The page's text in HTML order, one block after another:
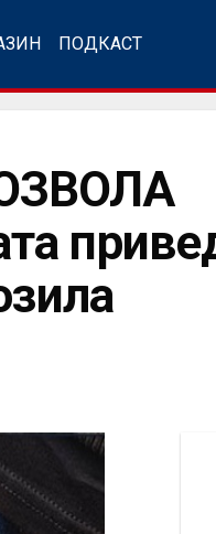
ПОДКАСТ